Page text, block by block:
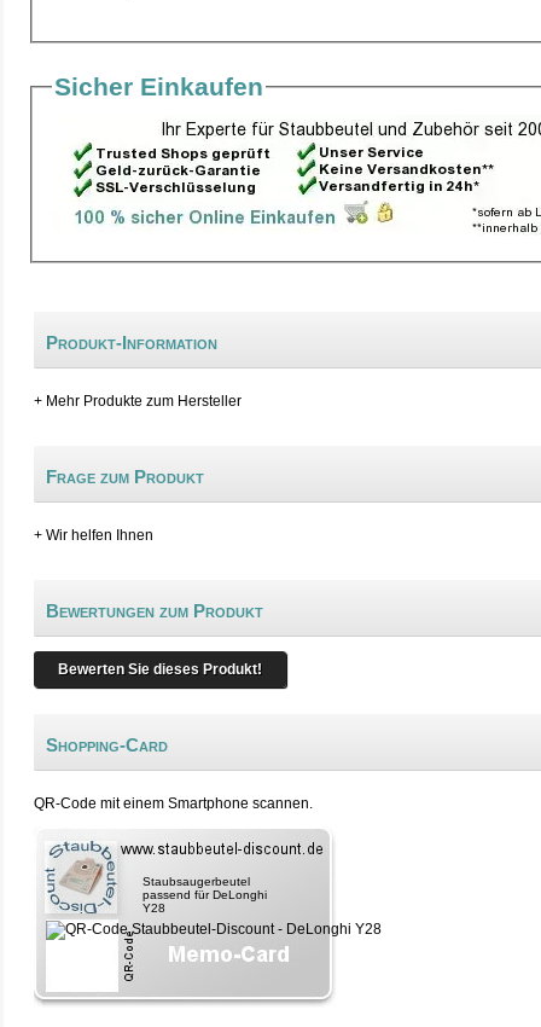
Sicher Einkaufen
Produkt-Information
+ Mehr Produkte zum Hersteller
Frage zum Produkt
+ Wir helfen Ihnen
Bewertungen zum Produkt
Bewerten Sie dieses Produkt!
Shopping-Card
QR-Code mit einem Smartphone scannen.
Staubsaugerbeutel
passend für DeLonghi
Y28